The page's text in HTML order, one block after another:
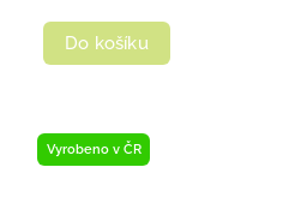
Do košíku
Vyrobeno v ČR